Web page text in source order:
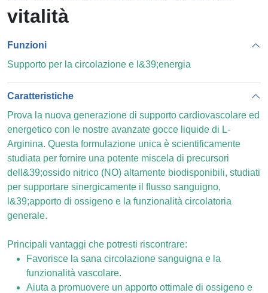
vitalità
Funzioni
Supporto per la circolazione e l&39;energia
Caratteristiche
Prova la nuova generazione di supporto cardiovascolare ed
energetico con le nostre avanzate gocce liquide di L-
Arginina. Questa formulazione unica è scientificamente
studiata per fornire una potente miscela di precursori
dell&39;ossido nitrico (NO) altamente biodisponibili, studiati
per supportare sinergicamente il flusso sanguigno,
l&39;apporto di ossigeno e la funzionalità circolatoria
generale.
Principali vantaggi che potresti riscontrare:
Favorisce la sana circolazione sanguigna e la
funzionalità vascolare.
Aiuta a promuovere un apporto ottimale di ossigeno e